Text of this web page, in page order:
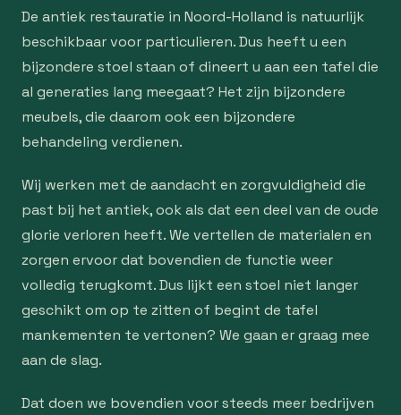
De antiek restauratie in Noord-Holland is natuurlijk
beschikbaar voor particulieren. Dus heeft u een
bijzondere stoel staan of dineert u aan een tafel die
al generaties lang meegaat? Het zijn bijzondere
meubels, die daarom ook een bijzondere
behandeling verdienen.
Wij werken met de aandacht en zorgvuldigheid die
past bij het antiek, ook als dat een deel van de oude
glorie verloren heeft. We vertellen de materialen en
zorgen ervoor dat bovendien de functie weer
volledig terugkomt. Dus lijkt een stoel niet langer
geschikt om op te zitten of begint de tafel
mankementen te vertonen? We gaan er graag mee
aan de slag.
Dat doen we bovendien voor steeds meer bedrijven